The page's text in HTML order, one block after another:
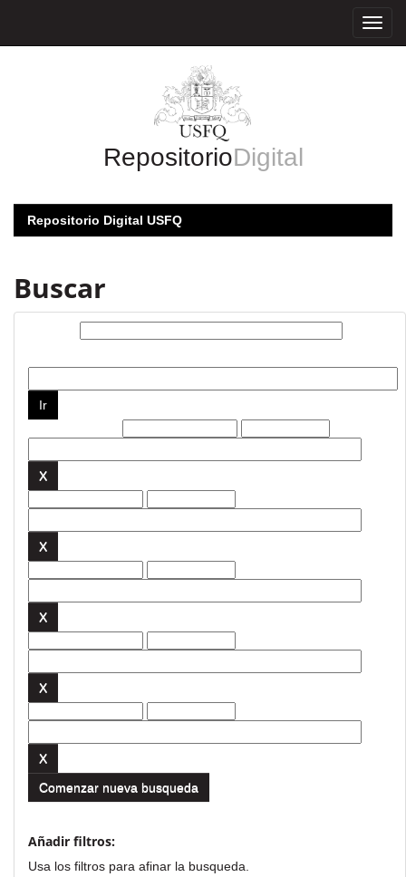
RepositorioDigital
Repositorio Digital USFQ
Buscar
Comenzar nueva busqueda
Añadir filtros:
Usa los filtros para afinar la busqueda.